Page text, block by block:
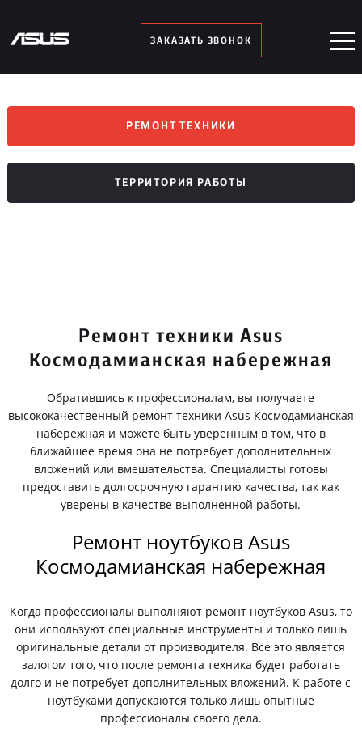
ЗАКАЗАТЬ ЗВОНОК
РЕМОНТ ТЕХНИКИ
ТЕРРИТОРИЯ РАБОТЫ
Ремонт техники Asus
Космодамианская набережная
Обратившись к профессионалам, вы получаете
высококачественный ремонт техники Asus Космодамианская
набережная и можете быть уверенным в том, что в
ближайшее время она не потребует дополнительных
вложений или вмешательства. Специалисты готовы
предоставить долгосрочную гарантию качества, так как
уверены в качестве выполненной работы.
Ремонт ноутбуков Asus
Космодамианская набережная
Когда профессионалы выполняют ремонт ноутбуков Asus, то
они используют специальные инструменты и только лишь
оригинальные детали от производителя. Все это является
залогом того, что после ремонта техника будет работать
долго и не потребует дополнительных вложений. К работе с
ноутбуками допускаются только лишь опытные
профессионалы своего дела.